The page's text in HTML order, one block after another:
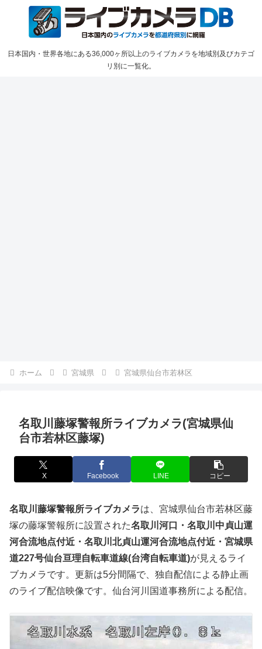
日本国内・世界各地にある36,000ヶ所以上のライブカメラを地域別及びカテゴ
リ別に一覧化。
ホーム 宮城県 宮城県仙台市若林区
名取川藤塚警報所ライブカメラ(宮城県仙
台市若林区藤塚)
X Facebook LINE コピー
名取川藤塚警報所ライブカメラは、宮城県仙台市若林区藤
塚の藤塚警報所に設置された名取川河口・名取川中貞山運
河合流地点付近・名取川北貞山運河合流地点付近・宮城県
道227号仙台亘理自転車道線(台湾自転車道)が見えるライ
ブカメラです。更新は5分間隔で、独自配信による静止画
のライブ配信映像です。仙台河川国道事務所による配信。